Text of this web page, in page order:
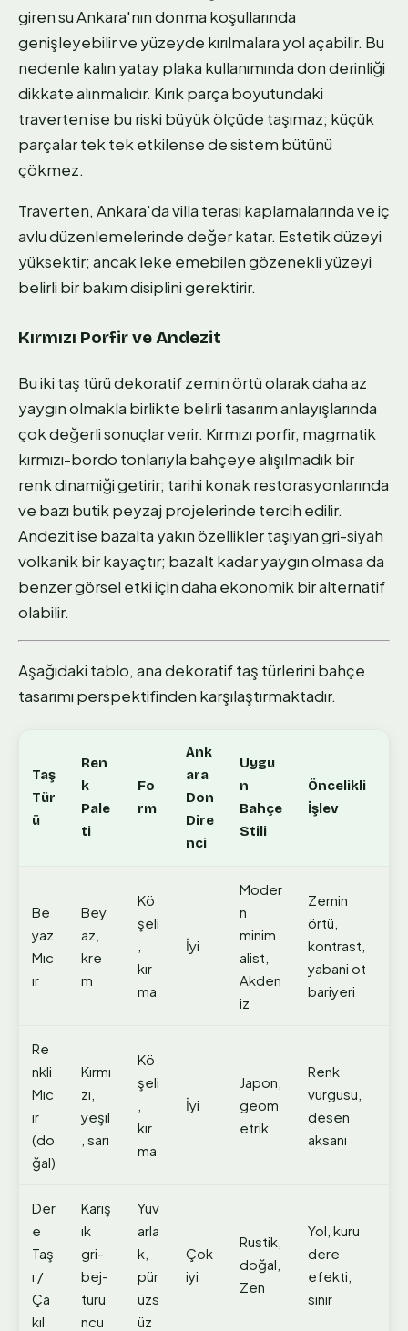
giren su Ankara'nın donma koşullarında
genişleyebilir ve yüzeyde kırılmalara yol açabilir. Bu
nedenle kalın yatay plaka kullanımında don derinliği
dikkate alınmalıdır. Kırık parça boyutundaki
traverten ise bu riski büyük ölçüde taşımaz; küçük
parçalar tek tek etkilense de sistem bütünü
çökmez.
Traverten, Ankara'da villa terası kaplamalarında ve iç
avlu düzenlemelerinde değer katar. Estetik düzeyi
yüksektir; ancak leke emebilen gözenekli yüzeyi
belirli bir bakım disiplini gerektirir.
Kırmızı Porfir ve Andezit
Bu iki taş türü dekoratif zemin örtü olarak daha az
yaygın olmakla birlikte belirli tasarım anlayışlarında
çok değerli sonuçlar verir. Kırmızı porfir, magmatik
kırmızı-bordo tonlarıyla bahçeye alışılmadık bir
renk dinamiği getirir; tarihi konak restorasyonlarında
ve bazı butik peyzaj projelerinde tercih edilir.
Andezit ise bazalta yakın özellikler taşıyan gri-siyah
volkanik bir kayaçtır; bazalt kadar yaygın olmasa da
benzer görsel etki için daha ekonomik bir alternatif
olabilir.
Aşağıdaki tablo, ana dekoratif taş türlerini bahçe
tasarımı perspektifinden karşılaştırmaktadır.
Taş
Tür
ü
Ren
k
Pale
ti
Fo
rm
Ank
ara
Don
Dire
nci
Uygu
n
Bahçe
Stili
Öncelikli
İşlev
Be
yaz
Mıc
ır
Bey
az,
kre
m
Kö
şeli
kır
ma
İyi
Moder
n
minim
alist,
Akden
iz
Zemin
örtü,
kontrast,
yabani ot
bariyeri
Re
nkli
Mıc
ır
(do
ğal)
Kırmı
zı,
yeşil
, sarı
Kö
şeli
kır
ma
İyi
Japon,
geom
etrik
Renk
vurgusu,
desen
aksanı
Der
e
Taş
ı /
Ça
kıl
Karış
ık
gri-
bej-
turu
ncu
Yuv
arla
k,
pür
üzs
üz
Çok
iyi
Rustik,
doğal,
Zen
Yol, kuru
dere
efekti,
sınır